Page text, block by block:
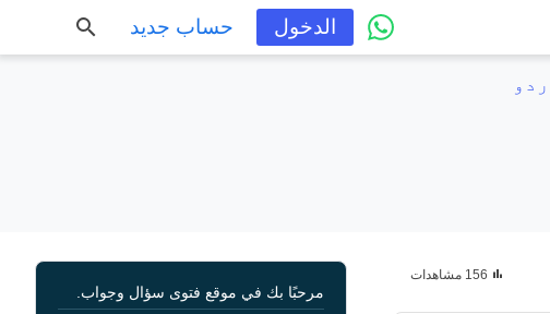
الدخول حساب جديد
156 مشاهدات
مرحبًا بك في موقع فتوى سؤال وجواب.